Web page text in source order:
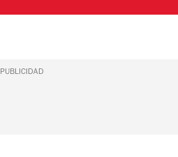
PUBLICIDAD